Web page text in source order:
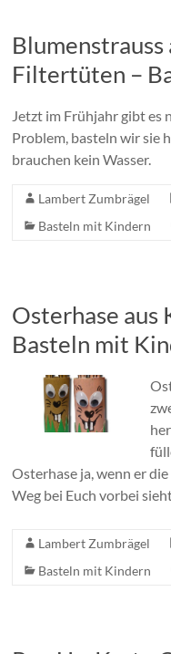
Blumenstrauss
Filtertüten –
Jetzt im Frühjahr gibt es
Problem, basteln wir sie
brauchen kein Wasser.
Lambert Zumbrägel
Basteln mit Kindern
Osterhase aus
Basteln mit
Osterhase ja, wenn er
Weg bei Euch vorbei
Lambert Zumbrägel
Basteln mit Kindern